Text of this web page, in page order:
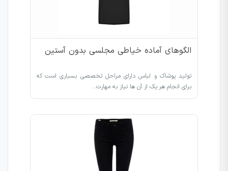
الگوهای آماده خیاطی مجلسی بدون آستین
تولید پوشاک و لباس دارای مراحل تخصصی بسیاری است که
برای انجام هر یک از آن ها نیاز به مهارت…